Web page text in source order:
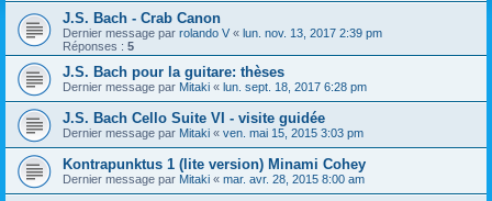
J.S. Bach - Crab Canon
Dernier message par rolando V « lun. nov. 13, 2017 2:39 pm
Réponses : 5
J.S. Bach pour la guitare: thèses
Dernier message par Mitaki « lun. sept. 18, 2017 6:28 pm
J.S. Bach Cello Suite VI - visite guidée
Dernier message par Mitaki « ven. mai 15, 2015 3:03 pm
Kontrapunktus 1 (lite version) Minami Cohey
Dernier message par Mitaki « mar. avr. 28, 2015 8:00 am